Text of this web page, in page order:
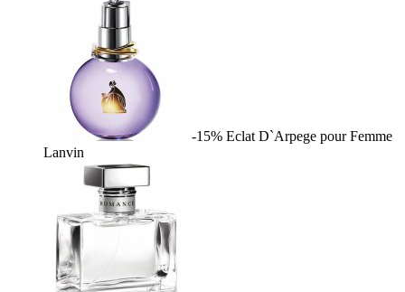
-15% Eclat D`Arpege pour Femme
Lanvin